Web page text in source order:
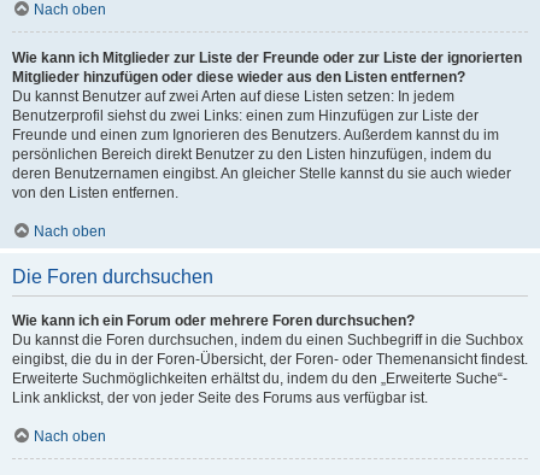
Nach oben
Wie kann ich Mitglieder zur Liste der Freunde oder zur Liste der ignorierten
Mitglieder hinzufügen oder diese wieder aus den Listen entfernen?
Du kannst Benutzer auf zwei Arten auf diese Listen setzen: In jedem
Benutzerprofil siehst du zwei Links: einen zum Hinzufügen zur Liste der
Freunde und einen zum Ignorieren des Benutzers. Außerdem kannst du im
persönlichen Bereich direkt Benutzer zu den Listen hinzufügen, indem du
deren Benutzernamen eingibst. An gleicher Stelle kannst du sie auch wieder
von den Listen entfernen.
Nach oben
Die Foren durchsuchen
Wie kann ich ein Forum oder mehrere Foren durchsuchen?
Du kannst die Foren durchsuchen, indem du einen Suchbegriff in die Suchbox
eingibst, die du in der Foren-Übersicht, der Foren- oder Themenansicht findest.
Erweiterte Suchmöglichkeiten erhältst du, indem du den „Erweiterte Suche“-
Link anklickst, der von jeder Seite des Forums aus verfügbar ist.
Nach oben